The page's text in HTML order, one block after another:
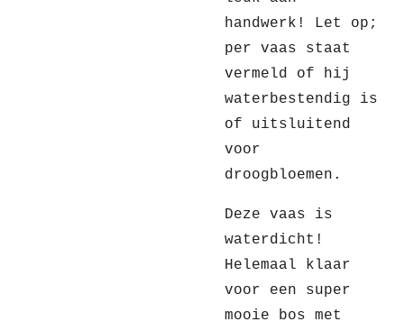
handwerk! Let op;
per vaas staat
vermeld of hij
waterbestendig is
of uitsluitend
voor
droogbloemen.
Deze vaas is
waterdicht!
Helemaal klaar
voor een super
mooie bos met